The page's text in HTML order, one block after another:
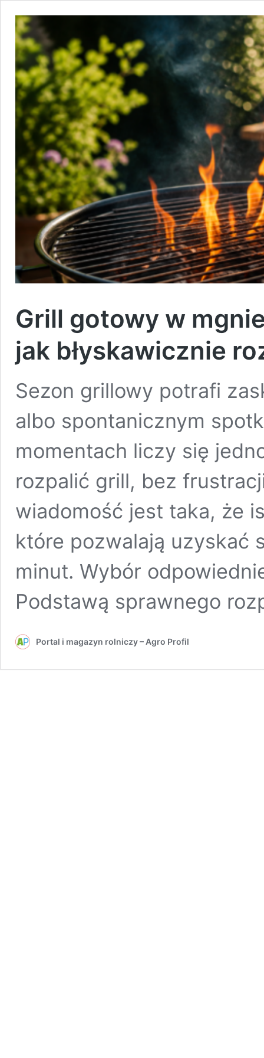
Grill gotowy w
jak błyskawicznie
Sezon grillowy potrafi
albo spontanicznym
momentach liczy się
rozpalić grill, bez
wiadomość jest taka, że
które pozwalają uzyskać
minut. Wybór
Podstawą sprawnego
Portal i magazyn rolniczy – Agro Profil